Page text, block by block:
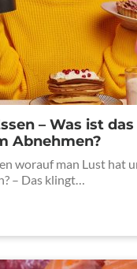
– Was ist
Abnehmen?
worauf man Lust hat
– Das klingt…